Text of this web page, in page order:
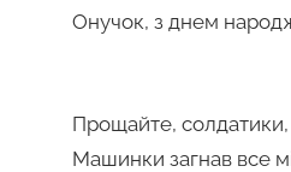
Онучок, з днем
Прощайте,
Машинки загнав все